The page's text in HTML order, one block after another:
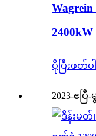
ပိုပြီးဖတ်ပါ
2023-ဧပြီ-